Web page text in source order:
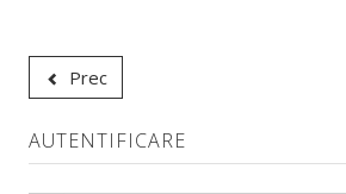
Relații internaționale
Prec
AUTENTIFICARE